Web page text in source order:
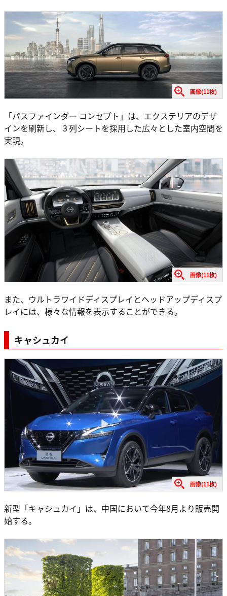
画像(11枚)
「パスファインダー コンセプト」は、エクステリアのデザ
インを刷新し、３列シートを採用した広々とした室内空間を
実現。
画像(11枚)
また、ウルトラワイドディスプレイとヘッドアップディスプ
レイには、様々な情報を表示することができる。
キャシュカイ
画像(11枚)
新型「キャシュカイ」は、中国において今年8月より販売開
始する。